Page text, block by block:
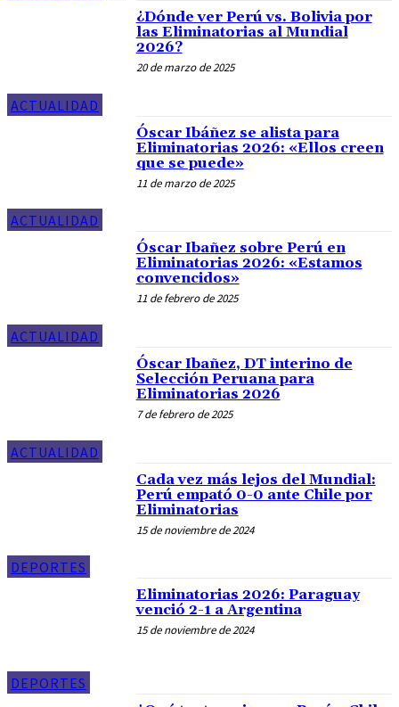
ACTUALIDAD
¿Dónde ver Perú vs. Bolivia por
las Eliminatorias al Mundial
2026?
20 de marzo de 2025
ACTUALIDAD
Óscar Ibáñez se alista para
Eliminatorias 2026: «Ellos creen
que se puede»
11 de marzo de 2025
ACTUALIDAD
Óscar Ibañez sobre Perú en
Eliminatorias 2026: «Estamos
convencidos»
11 de febrero de 2025
ACTUALIDAD
Óscar Ibañez, DT interino de
Selección Peruana para
Eliminatorias 2026
7 de febrero de 2025
DEPORTES
Cada vez más lejos del Mundial:
Perú empató 0-0 ante Chile por
Eliminatorias
15 de noviembre de 2024
DEPORTES
Eliminatorias 2026: Paraguay
venció 2-1 a Argentina
15 de noviembre de 2024